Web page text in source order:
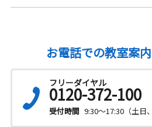
お電話での教室案内
フリーダイヤル
0120-372-100
受付時間 9:30～17:30（土日